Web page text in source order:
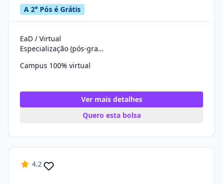
A 2° Pós é Grátis
EaD / Virtual
Especialização (pós-graduação)
Campus 100% virtual
Ver mais detalhes
Quero esta bolsa
4.2